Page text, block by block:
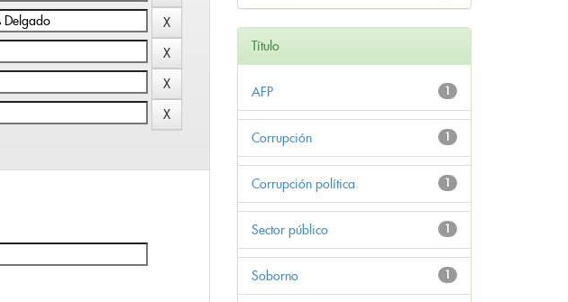
Título
1
AFP
1
Corrupción
1
Corrupción política
1
Sector público
1
Soborno